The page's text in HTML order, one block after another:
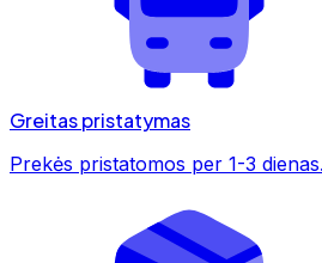
Greitas pristatymas
Prekės pristatomos per 1-3 dienas.